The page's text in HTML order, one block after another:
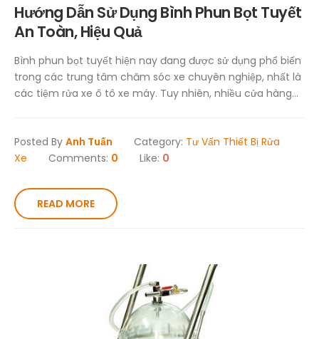
Hướng Dẫn Sử Dụng Bình Phun Bọt Tuyết
An Toàn, Hiệu Quả
Bình phun bọt tuyết hiện nay đang được sử dụng phổ biến
trong các trung tâm chăm sóc xe chuyên nghiệp, nhất là
các tiệm rửa xe ô tô xe máy. Tuy nhiên, nhiều cửa hàng...
Posted By Anh Tuấn Category: Tư Vấn Thiết Bị Rửa
Xe
Comments: 0 Like: 0
READ MORE